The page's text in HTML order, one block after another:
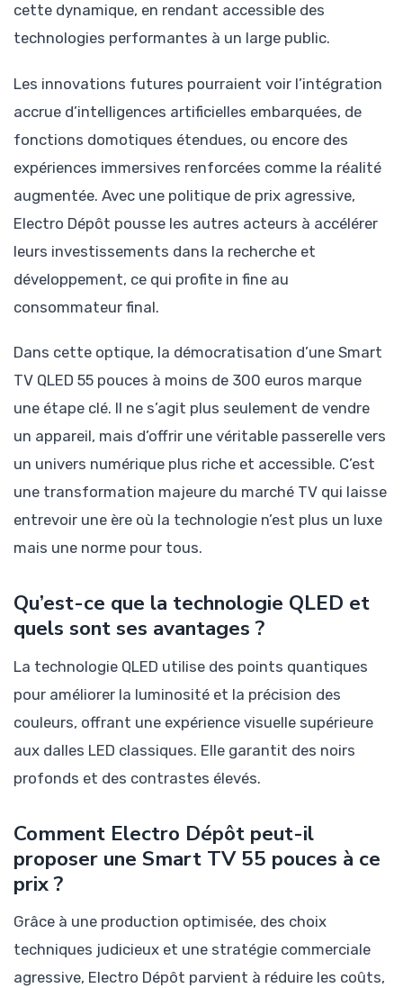
cette dynamique, en rendant accessible des
technologies performantes à un large public.
Les innovations futures pourraient voir l’intégration
accrue d’intelligences artificielles embarquées, de
fonctions domotiques étendues, ou encore des
expériences immersives renforcées comme la réalité
augmentée. Avec une politique de prix agressive,
Electro Dépôt pousse les autres acteurs à accélérer
leurs investissements dans la recherche et
développement, ce qui profite in fine au
consommateur final.
Dans cette optique, la démocratisation d’une Smart
TV QLED 55 pouces à moins de 300 euros marque
une étape clé. Il ne s’agit plus seulement de vendre
un appareil, mais d’offrir une véritable passerelle vers
un univers numérique plus riche et accessible. C’est
une transformation majeure du marché TV qui laisse
entrevoir une ère où la technologie n’est plus un luxe
mais une norme pour tous.
Qu’est-ce que la technologie QLED et
quels sont ses avantages ?
La technologie QLED utilise des points quantiques
pour améliorer la luminosité et la précision des
couleurs, offrant une expérience visuelle supérieure
aux dalles LED classiques. Elle garantit des noirs
profonds et des contrastes élevés.
Comment Electro Dépôt peut-il
proposer une Smart TV 55 pouces à ce
prix ?
Grâce à une production optimisée, des choix
techniques judicieux et une stratégie commerciale
agressive, Electro Dépôt parvient à réduire les coûts,